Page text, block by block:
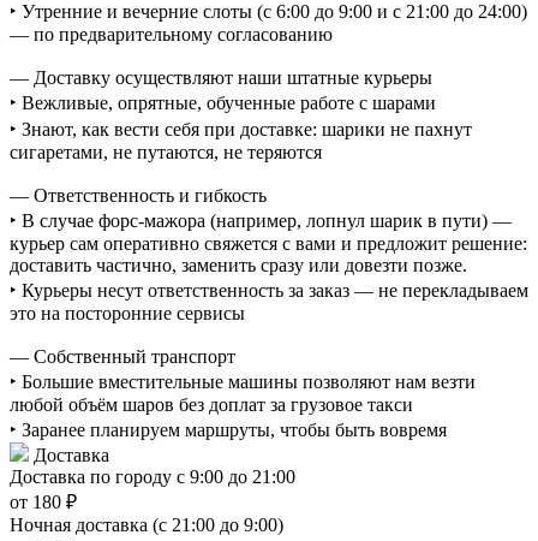
‣ Утренние и вечерние слоты (с 6:00 до 9:00 и с 21:00 до 24:00)
— по предварительному согласованию
— Доставку осуществляют наши штатные курьеры
‣ Вежливые, опрятные, обученные работе с шарами
‣ Знают, как вести себя при доставке: шарики не пахнут
сигаретами, не путаются, не теряются
— Ответственность и гибкость
‣ В случае форс-мажора (например, лопнул шарик в пути) —
курьер сам оперативно свяжется с вами и предложит решение:
доставить частично, заменить сразу или довезти позже.
‣ Курьеры несут ответственность за заказ — не перекладываем
это на посторонние сервисы
— Собственный транспорт
‣ Большие вместительные машины позволяют нам везти
любой объём шаров без доплат за грузовое такси
‣ Заранее планируем маршруты, чтобы быть вовремя
Доставка
Доставка по городу с 9:00 до 21:00
от 180 ₽
Ночная доставка (с 21:00 до 9:00)